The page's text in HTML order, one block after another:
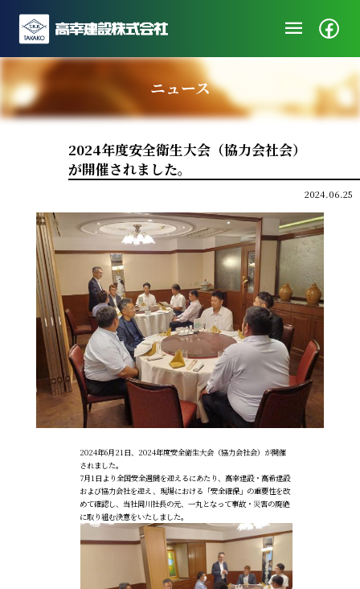
menu
企業情報
ニュース
社会・地域貢献
ニュース
2024年度安全衛生大会（協力会社会）
が開催されました。
2024.06.25
2024年6月21日、2024年度安全衛生大会（協力会社会）が開催
されました。
7月1日より全国安全週間を迎えるにあたり、高幸建設・高希建設
および協力会社を迎え、現場における「安全確保」の重要性を改
めて確認し、当社岡川社長の元、一丸となって事故・災害の廃絶
に取り組む決意をいたしました。